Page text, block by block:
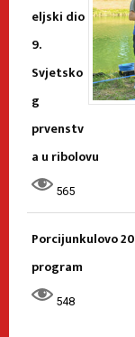
eljski dio
9.
Svjetsko
g
prvenstv
a u ribolovu
565
Porcijunkulovo
program
548